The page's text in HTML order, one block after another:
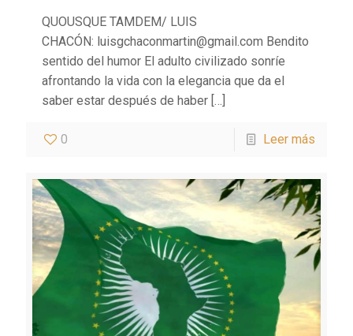
QUOUSQUE TAMDEM/ LUIS
CHACÓN: luisgchaconmartin@gmail.com Bendito
sentido del humor El adulto civilizado sonríe
afrontando la vida con la elegancia que da el
saber estar después de haber […]
0 Leer más